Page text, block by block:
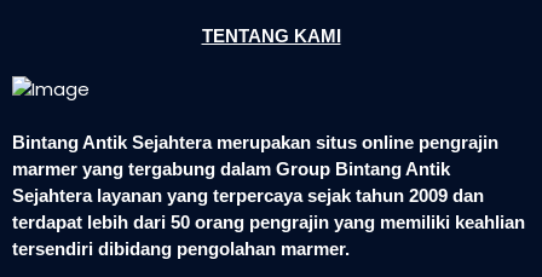
TENTANG KAMI
Bintang Antik Sejahtera merupakan situs online pengrajin
marmer yang tergabung dalam Group Bintang Antik
Sejahtera layanan yang terpercaya sejak tahun 2009 dan
terdapat lebih dari 50 orang pengrajin yang memiliki keahlian
tersendiri dibidang pengolahan marmer.